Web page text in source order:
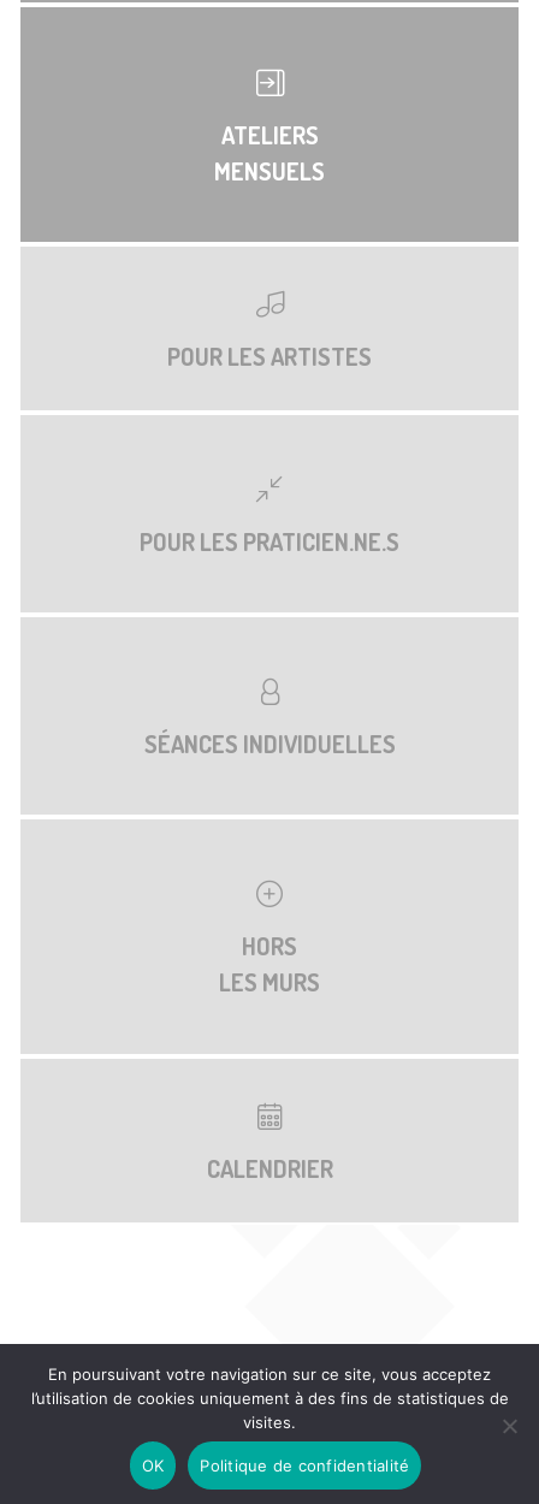
ATELIERS
MENSUELS
POUR LES ARTISTES
POUR LES PRATICIEN.NE.S
SÉANCES INDIVIDUELLES
HORS
LES MURS
CALENDRIER
©2016 Corinne Garcia -Mentions légales- Site web
Pamo.blue-Crédit photoGonpo
En poursuivant votre navigation sur ce site, vous acceptez
l’utilisation de cookies uniquement à des fins de statistiques de
visites.
OK Politique de confidentialité